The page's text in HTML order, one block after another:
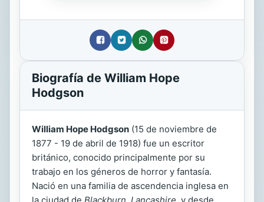
Biografía de William Hope
Hodgson
William Hope Hodgson (15 de noviembre de
1877 - 19 de abril de 1918) fue un escritor
británico, conocido principalmente por su
trabajo en los géneros de horror y fantasía.
Nació en una familia de ascendencia inglesa en